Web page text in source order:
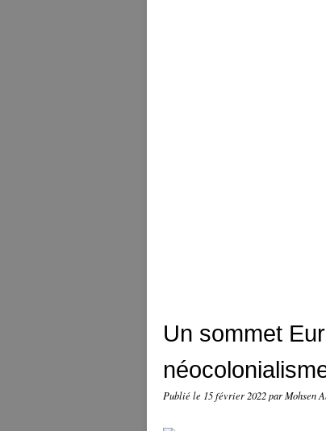
Un sommet
Publié le 15 février 2022par Mohsen